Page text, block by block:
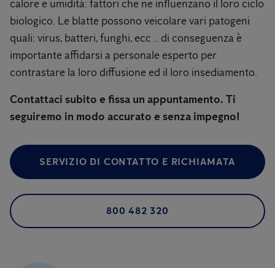
calore e umidità: fattori che ne influenzano il loro ciclo
biologico. Le blatte possono veicolare vari patogeni
quali: virus, batteri, funghi, ecc .. di conseguenza è
importante affidarsi a personale esperto per
contrastare la loro diffusione ed il loro insediamento.
Contattaci subito e fissa un appuntamento. Ti
seguiremo in modo accurato e senza impegno!
SERVIZIO DI CONTATTO E RICHIAMATA
800 482 320